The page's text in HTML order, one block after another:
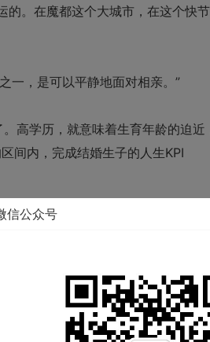
。在魔都这个大城市，在这个快
一，是可以平静地面对相亲。”
高学历，就意味着生育年龄的迫近
间内，完成结婚生子的人生KPI
要的。」女性年龄大，成为一种「缺
果你对自己自信，必须行动起来，
信公众号